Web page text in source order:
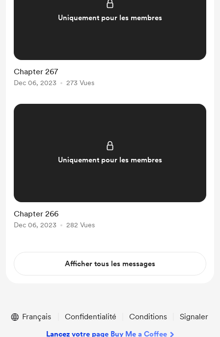
Uniquement pour les membres
Chapter 267
Dec 06, 2023 273 Vues
Uniquement pour les membres
Chapter 266
Dec 06, 2023 282 Vues
Afficher tous les messages
Français Confidentialité Conditions Signaler
Lancez votre page Buy Me a Coffee